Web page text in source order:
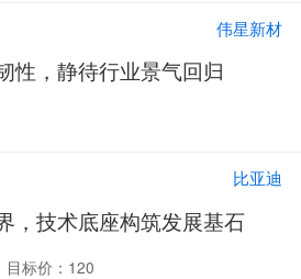
伟星新材
性，静待行业景气回归
比亚迪
，技术底座构筑发展基石
目标价：120